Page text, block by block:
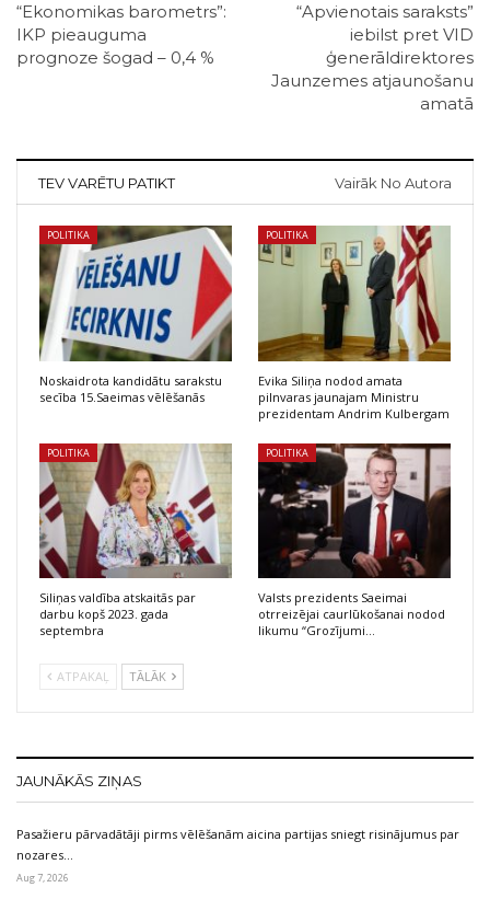
“Ekonomikas barometrs”:
IKP pieauguma
prognoze šogad – 0,4 %
“Apvienotais saraksts”
iebilst pret VID
ģenerāldirektores
Jaunzemes atjaunošanu
amatā
TEV VARĒTU PATIKT Vairāk No Autora
POLITIKA
Noskaidrota kandidātu sarakstu
secība 15.Saeimas vēlēšanās
POLITIKA
Evika Siliņa nodod amata
pilnvaras jaunajam Ministru
prezidentam Andrim Kulbergam
POLITIKA
Siliņas valdība atskaitās par
darbu kopš 2023. gada
septembra
POLITIKA
Valsts prezidents Saeimai
otrreizējai caurlūkošanai nodod
likumu “Grozījumi…
ATPAKAĻ TĀLĀK
JAUNĀKĀS ZIŅAS
Pasažieru pārvadātāji pirms vēlēšanām aicina partijas sniegt risinājumus par
nozares…
Aug 7, 2026